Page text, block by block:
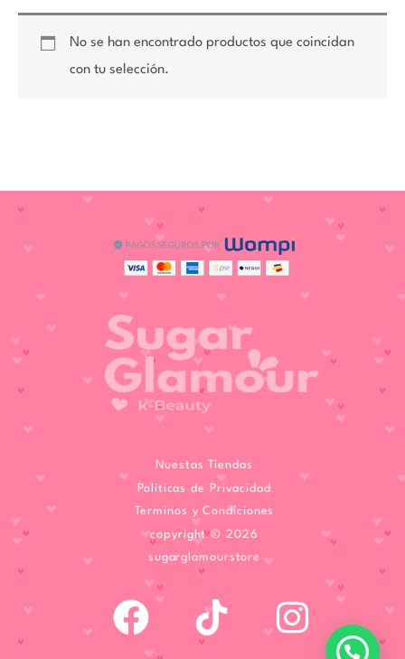
No se han encontrado productos que coincidan
con tu selección.
Nuestas Tiendas
Politicas de Privacidad
Terminos y Condiciones
copyright © 2026
sugarglamourstore